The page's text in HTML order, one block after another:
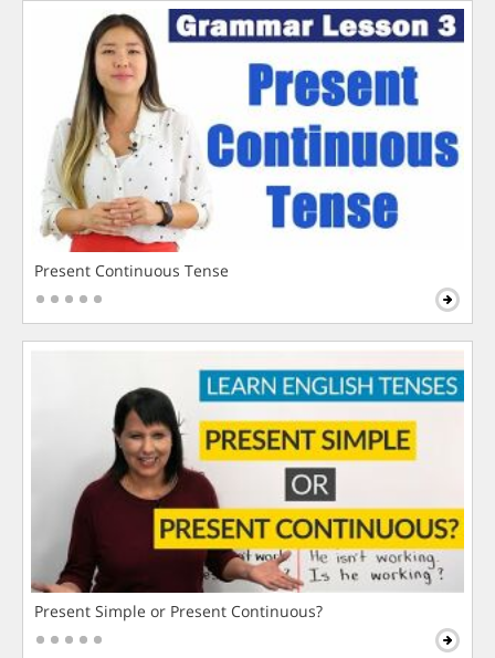
Present Continuous Tense
Present Simple or Present Continuous?